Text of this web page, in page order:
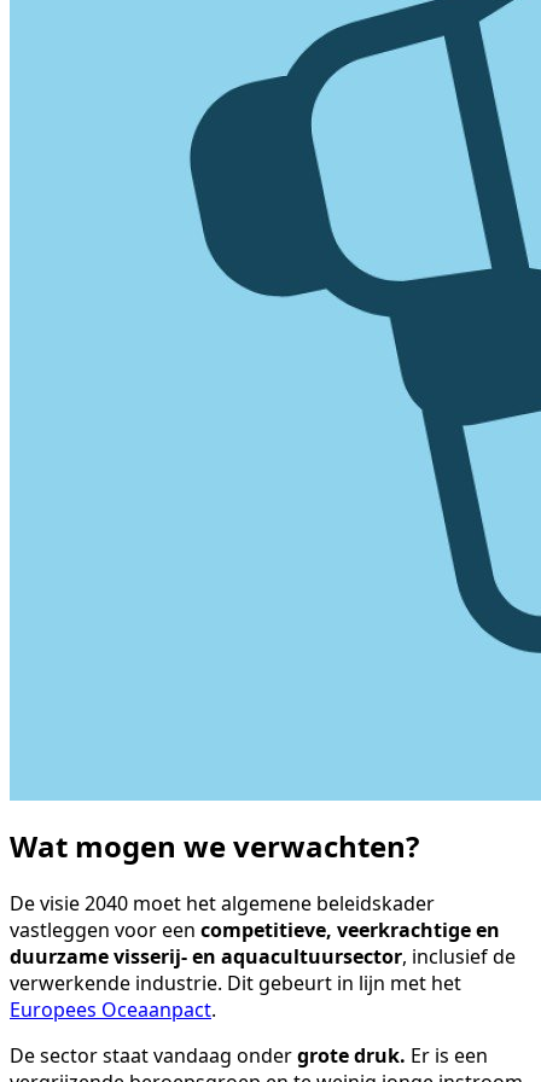
Wat mogen we verwachten?
De visie 2040 moet het algemene beleidskader
vastleggen voor een competitieve, veerkrachtige en
duurzame visserij- en aquacultuursector, inclusief de
verwerkende industrie. Dit gebeurt in lijn met het
Europees Oceaanpact.
De sector staat vandaag ondergrote druk. Er is een